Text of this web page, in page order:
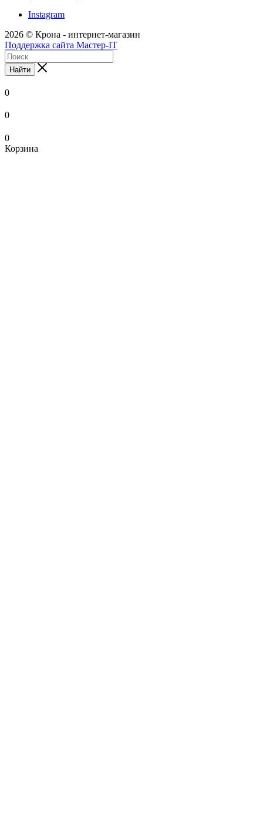
Instagram
2026 © Крона - интернет-магазин
Поддержка сайта Мастер-IT
Найти
0
0
0
Корзина